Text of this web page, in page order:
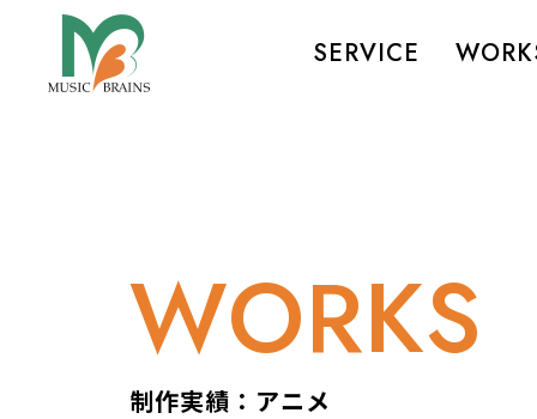
SERVICE
WORKS
制作実績：アニメ